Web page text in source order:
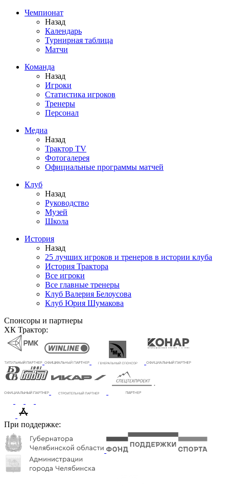
Чемпионат
Назад
Календарь
Турнирная таблица
Матчи
Команда
Назад
Игроки
Статистика игроков
Тренеры
Персонал
Медиа
Назад
Трактор TV
Фотогалерея
Официальные программы матчей
Клуб
Назад
Руководство
Музей
Школа
История
Назад
25 лучших игроков и тренеров в истории клуба
История Трактора
Все игроки
Все главные тренеры
Клуб Валерия Белоусова
Клуб Юрия Шумакова
Спонсоры и партнеры
ХК Трактор:
При поддержке: